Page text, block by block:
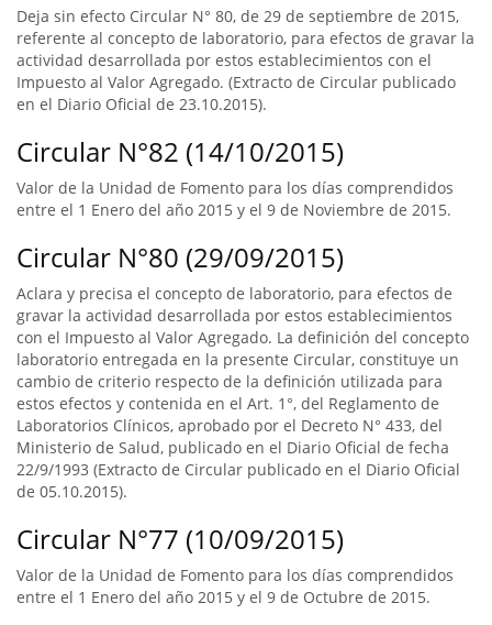
Deja sin efecto Circular N° 80, de 29 de septiembre de 2015,
referente al concepto de laboratorio, para efectos de gravar la
actividad desarrollada por estos establecimientos con el
Impuesto al Valor Agregado. (Extracto de Circular publicado
en el Diario Oficial de 23.10.2015).
Circular N°82 (14/10/2015)
Valor de la Unidad de Fomento para los días comprendidos
entre el 1 Enero del año 2015 y el 9 de Noviembre de 2015.
Circular N°80 (29/09/2015)
Aclara y precisa el concepto de laboratorio, para efectos de
gravar la actividad desarrollada por estos establecimientos
con el Impuesto al Valor Agregado. La definición del concepto
laboratorio entregada en la presente Circular, constituye un
cambio de criterio respecto de la definición utilizada para
estos efectos y contenida en el Art. 1°, del Reglamento de
Laboratorios Clínicos, aprobado por el Decreto N° 433, del
Ministerio de Salud, publicado en el Diario Oficial de fecha
22/9/1993 (Extracto de Circular publicado en el Diario Oficial
de 05.10.2015).
Circular N°77 (10/09/2015)
Valor de la Unidad de Fomento para los días comprendidos
entre el 1 Enero del año 2015 y el 9 de Octubre de 2015.